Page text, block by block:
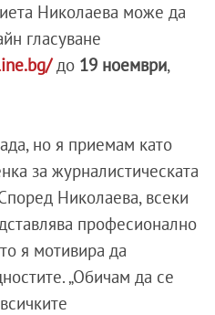
Николаева може да
гласуване
до 19 ноември,
но я приемам като
за журналистическата
Николаева, всеки
професионално
я мотивира да
„Обичам да се